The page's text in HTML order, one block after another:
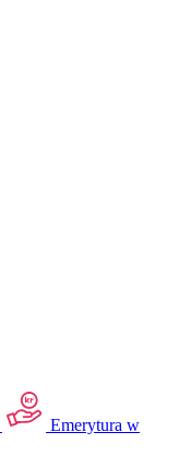
Emerytura w